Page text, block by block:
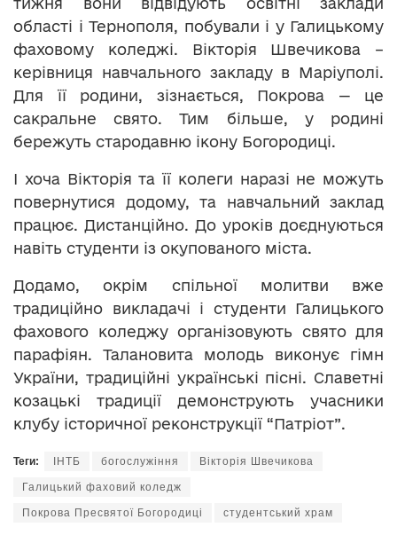
області і Тернополя, побували і у Галицькому
фаховому коледжі. Вікторія Швечикова –
керівниця навчального закладу в Маріуполі.
Для її родини, зізнається, Покрова — це
сакральне свято. Тим більше, у родині
бережуть стародавню ікону Богородиці.
І хоча Вікторія та її колеги наразі не можуть
повернутися додому, та навчальний заклад
працює. Дистанційно. До уроків доєднуються
навіть студенти із окупованого міста.
Додамо, окрім спільної молитви вже
традиційно викладачі і студенти Галицького
фахового коледжу організовують свято для
парафіян. Талановита молодь виконує гімн
України, традиційні українські пісні. Славетні
козацькі традиції демонструють учасники
клубу історичної реконструкції “Патріот”.
Теги: ІНТБ богослужіння Вікторія Швечикова
Галицький фаховий коледж
Покрова Пресвятої Богородиці студентський храм